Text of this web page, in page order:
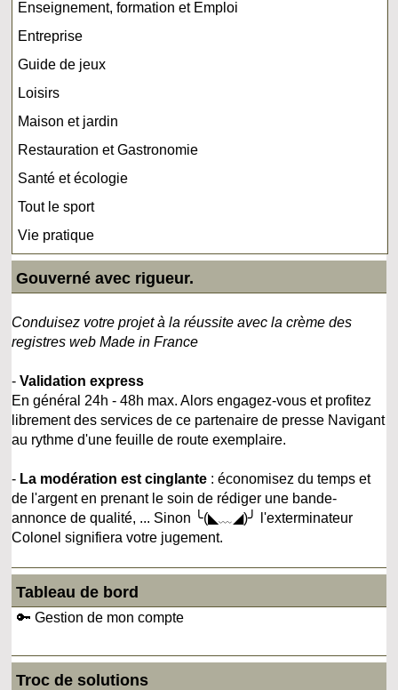
Enseignement, formation et Emploi
Entreprise
Guide de jeux
Loisirs
Maison et jardin
Restauration et Gastronomie
Santé et écologie
Tout le sport
Vie pratique
Gouverné avec rigueur.
Conduisez votre projet à la réussite avec la crème des
registres web Made in France
-Validation express
En général 24h - 48h max. Alors engagez-vous et profitez
librement des services de ce partenaire de presse Navigant
au rythme d'une feuille de route exemplaire.
- La modération est cinglante : économisez du temps et
de l'argent en prenant le soin de rédiger une bande-
annonce de qualité, ... Sinon ╰(◣﹏◢)╯ l'exterminateur
Colonel signifiera votre jugement.
Tableau de bord
🔑 Gestion de mon compte
Troc de solutions